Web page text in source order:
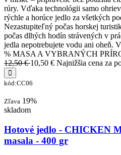
rúry. Vďaka technológii samo
rýchle a horúce jedlo za všetkých
Nezastupiteľný počas horskej
počas dlhých hodín strávených v
jedla nepotrebujete vodu ani
% MASA A VYBRANÝCH
12,50 €10,50 € Najnižšia cena za
kód:CC06
Zľava 19%
skladom
Hotové jedlo - CHICKEN
masala - 400 gr